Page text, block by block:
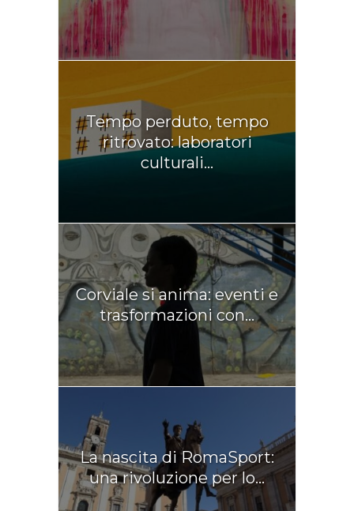
Tempo perduto, tempo
ritrovato: laboratori
culturali...
Corviale si anima: eventi e
trasformazioni con...
La nascita di RomaSport:
una rivoluzione per lo...